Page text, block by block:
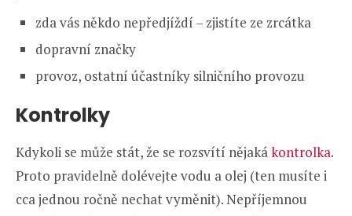
zda vás někdo nepředjíždí – zjistíte ze zrcátka
dopravní značky
provoz, ostatní účastníky silničního provozu
Kontrolky
Kdykoli se může stát, že se rozsvítí nějakákontrolka.
Proto pravidelně dolévejte vodu a olej (ten musíte i
cca jednou ročně nechat vyměnit). Nepříjemnou